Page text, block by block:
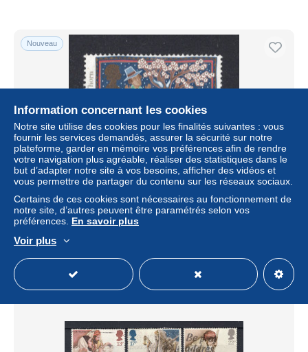
Nouveau
GROOT BRITTANIE Yt. 1252° gestempeld 1986
± 0,21 $US
Statut
Nouveau
Information concernant les cookies
Notre site utilise des cookies pour les finalités suivantes : vous
fournir les services demandés, assurer la sécurité sur notre
plateforme, garder en mémoire vos préférences afin de rendre
votre navigation plus agréable, réaliser des statistiques dans le
but d’adapter notre site à vos besoins, afficher des vidéos et
vous permettre de partager du contenu sur les réseaux sociaux.
Certains de ces cookies sont nécessaires au fonctionnement de
notre site, d’autres peuvent être paramétrés selon vos
préférences. En savoir plus
Voir plus